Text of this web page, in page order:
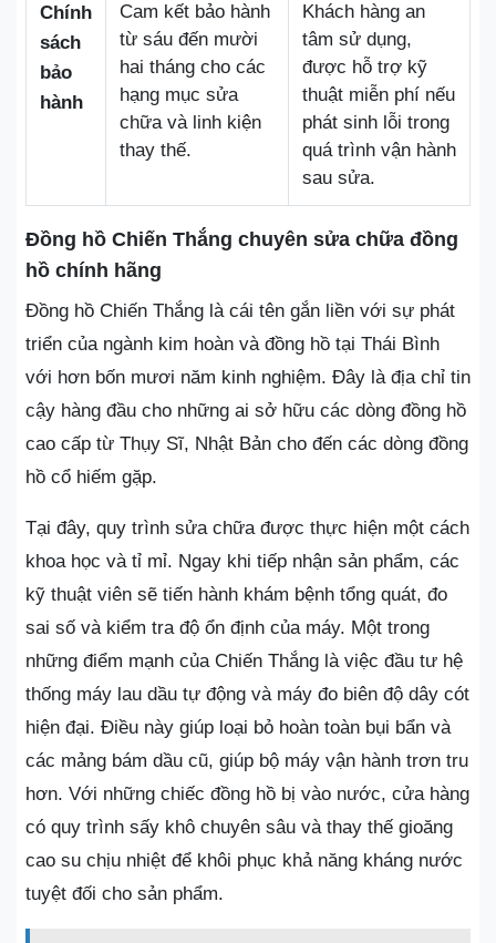
Chính
sách
bảo
hành
Cam kết bảo hành
từ sáu đến mười
hai tháng cho các
hạng mục sửa
chữa và linh kiện
thay thế.
Khách hàng an
tâm sử dụng,
được hỗ trợ kỹ
thuật miễn phí nếu
phát sinh lỗi trong
quá trình vận hành
sau sửa.
Đồng hồ Chiến Thắng chuyên sửa chữa đồng
hồ chính hãng
Đồng hồ Chiến Thắng là cái tên gắn liền với sự phát
triển của ngành kim hoàn và đồng hồ tại Thái Bình
với hơn bốn mươi năm kinh nghiệm. Đây là địa chỉ tin
cậy hàng đầu cho những ai sở hữu các dòng đồng hồ
cao cấp từ Thụy Sĩ, Nhật Bản cho đến các dòng đồng
hồ cổ hiếm gặp.
Tại đây, quy trình sửa chữa được thực hiện một cách
khoa học và tỉ mỉ. Ngay khi tiếp nhận sản phẩm, các
kỹ thuật viên sẽ tiến hành khám bệnh tổng quát, đo
sai số và kiểm tra độ ổn định của máy. Một trong
những điểm mạnh của Chiến Thắng là việc đầu tư hệ
thống máy lau dầu tự động và máy đo biên độ dây cót
hiện đại. Điều này giúp loại bỏ hoàn toàn bụi bẩn và
các mảng bám dầu cũ, giúp bộ máy vận hành trơn tru
hơn. Với những chiếc đồng hồ bị vào nước, cửa hàng
có quy trình sấy khô chuyên sâu và thay thế gioăng
cao su chịu nhiệt để khôi phục khả năng kháng nước
tuyệt đối cho sản phẩm.